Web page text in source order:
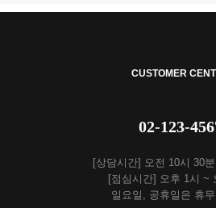
CUSTOMER
02-123-
[상담시간] 오전 10시 30
[점심시간] 오후 1시 ~
일요일, 공휴일은 휴